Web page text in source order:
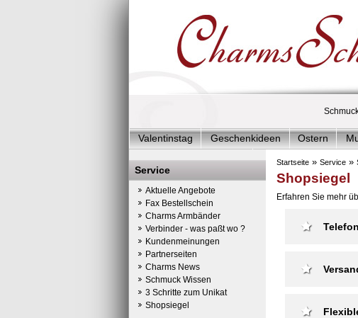
Valentinstag Geschenkideen Ostern
Charms Start-Angebote
Charms Komplett-
Silberschmuck & mehr
Charms - Kinder &
Service
Aktuelle Angebote
Fax Bestellschein
Charms Armbänder
Verbinder - was paßt wo ?
Kundenmeinungen
Partnerseiten
Charms News
Schmuck Wissen
3 Schritte zum Unikat
Shopsiegel
Startseite » Service »
Shopsiegel
Erfahren Sie mehr